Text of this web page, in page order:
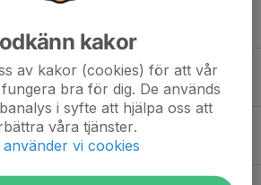
på MTBO-avslutning!
för MTBO!
0
2023 i Finspång och Borensberg
7
kakor
av kakor (cookies) för att vår
bra för dig. De används
i syfte att hjälpa oss att
våra tjänster.
använder vi cookies